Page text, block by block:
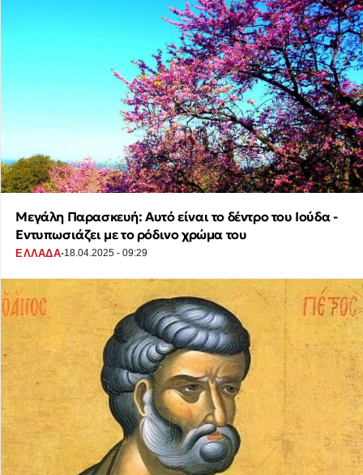
Μεγάλη Παρασκευή: Αυτό είναι το δέντρο του Ιούδα -
Εντυπωσιάζει με το ρόδινο χρώμα του
ΕΛΛΑΔΑ·18.04.2025 - 09:29